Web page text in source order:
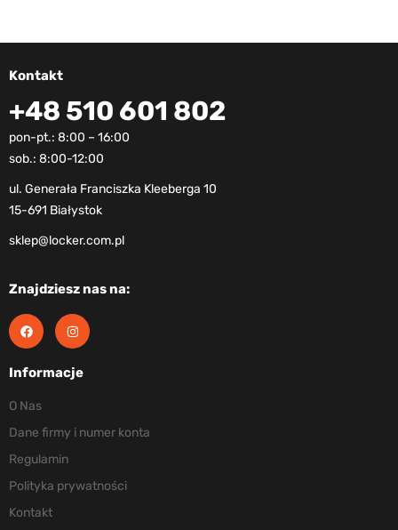
Kontakt
+48 510 601 802
pon-pt.: 8:00 – 16:00
sob.: 8:00-12:00
ul. Generała Franciszka Kleeberga 10
15-691 Białystok
sklep@locker.com.pl
Znajdziesz nas na:
Informacje
O Nas
Dane firmy i numer konta
Regulamin
Polityka prywatności
Kontakt